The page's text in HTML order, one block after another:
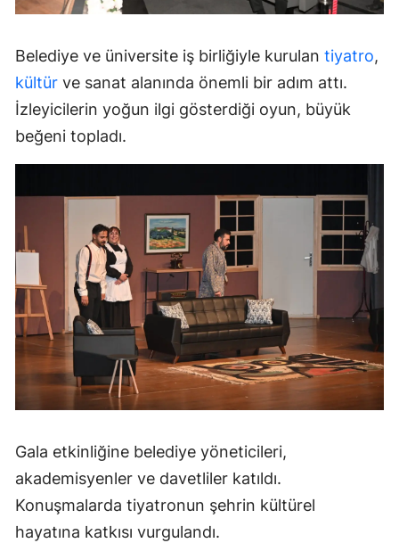
Belediye ve üniversite iş birliğiyle kurulan tiyatro,
kültür ve sanat alanında önemli bir adım attı.
İzleyicilerin yoğun ilgi gösterdiği oyun, büyük
beğeni topladı.
Gala etkinliğine belediye yöneticileri,
akademisyenler ve davetliler katıldı.
Konuşmalarda tiyatronun şehrin kültürel
hayatına katkısı vurgulandı.